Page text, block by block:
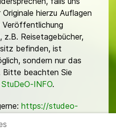
hierzu Auflagen
Veröffentlichung
z.B. Reisetagebücher,
befinden, ist
sondern nur das
Bitte beachten Sie
StuDeO-INFO.
https://studeo-